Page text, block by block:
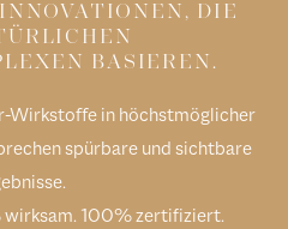
DIE
BASIEREN.
Wirkstoffe in höchstmöglicher
spürbare und sichtbare
100% zertifiziert.